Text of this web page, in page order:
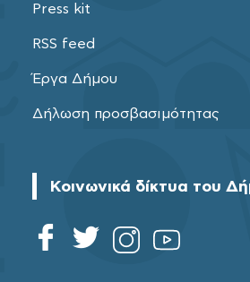
Press kit
RSS feed
Έργα Δήμου
Δήλωση προσβασιμότητας
Κοινωνικά δίκτυα του